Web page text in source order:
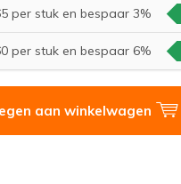
per stuk en bespaar 3%
per stuk en bespaar 6%
aan winkelwagen